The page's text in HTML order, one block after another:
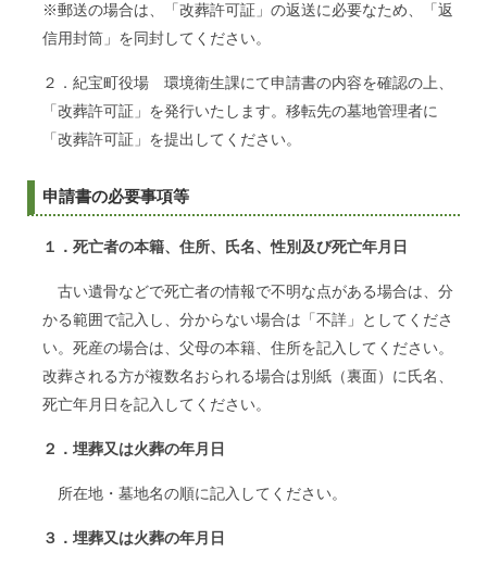
※郵送の場合は、「改葬許可証」の返送に必要なため、「返
信用封筒」を同封してください。
２．紀宝町役場 環境衛生課にて申請書の内容を確認の上、
「改葬許可証」を発行いたします。移転先の墓地管理者に
「改葬許可証」を提出してください。
申請書の必要事項等
１．死亡者の本籍、住所、氏名、性別及び死亡年月日
古い遺骨などで死亡者の情報で不明な点がある場合は、分
かる範囲で記入し、分からない場合は「不詳」としてくださ
い。死産の場合は、父母の本籍、住所を記入してください。
改葬される方が複数名おられる場合は別紙（裏面）に氏名、
死亡年月日を記入してください。
２．埋葬又は火葬の年月日
所在地・墓地名の順に記入してください。
３．埋葬又は火葬の年月日